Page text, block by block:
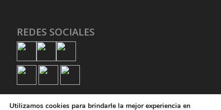
REDES SOCIALES
Utilizamos cookies para brindarle la mejor experiencia en